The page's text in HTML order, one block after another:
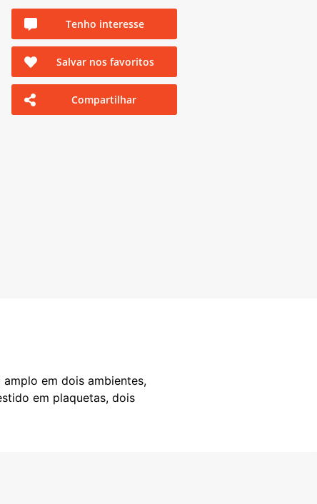
Tenho interesse
Salvar nos favoritos
Compartilhar
em dois ambientes,
em plaquetas, dois